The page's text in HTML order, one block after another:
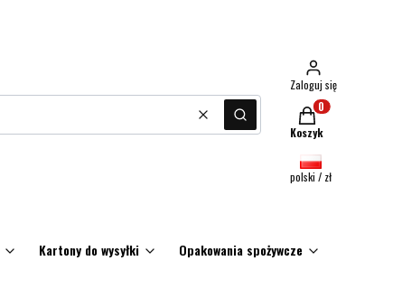
WyczyśćSzukaj
Zaloguj się
Produkty w
Koszyk
polski / zł
Kartony do wysyłki Opakowania spożywcze